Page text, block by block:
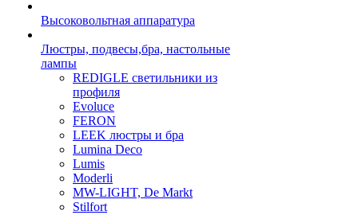
Высоковольтная аппаратура
Люстры, подвесы,бра, настольные
лампы
REDIGLE светильники из
профиля
Evoluce
FERON
LEEK люстры и бра
Lumina Deco
Lumis
Moderli
MW-LIGHT, De Markt
Stilfort